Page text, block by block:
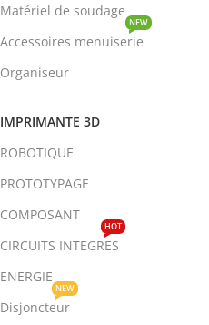
Matériel de soudage
Accessoires menuiserie
NEW
Organiseur
IMPRIMANTE 3D
ROBOTIQUE
PROTOTYPAGE
COMPOSANT
CIRCUITS INTEGRES
HOT
ENERGIE
Disjoncteur
NEW